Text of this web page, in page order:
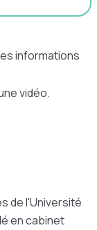
informations
vidéo.
de l'Université
en cabinet